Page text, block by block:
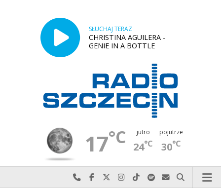
SŁUCHAJ TERAZ
CHRISTINA AGUILERA -
GENIE IN A BOTTLE
17°C jutro
24°C
pojutrze
30°C
Najlepiej po prostu do nas zadzwoń
Odwiedź nas na Facebook-u
Odwiedź nas na X
Odwiedź nas na Instagram-ie
Odwiedź nas na TikTok-u
Szukaj nas na Spotify
Wyślij do nas
Szukaj